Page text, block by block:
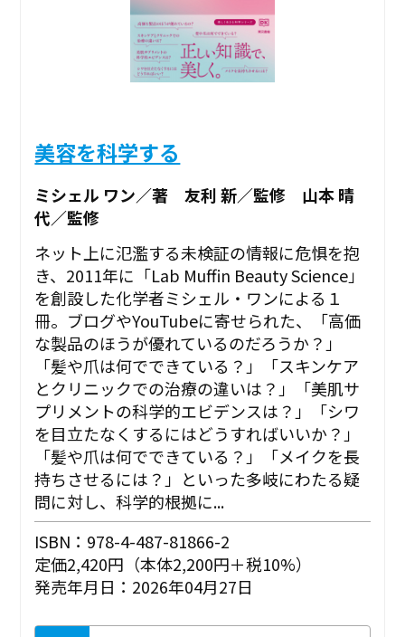
美容を科学する
ミシェル ワン／著 友利 新／監修 山本 晴
代／監修
ネット上に氾濫する未検証の情報に危惧を抱
き、2011年に「Lab Muffin Beauty Science」
を創設した化学者ミシェル・ワンによる１
冊。ブログやYouTubeに寄せられた、「高価
な製品のほうが優れているのだろうか？」
「髪や爪は何でできている？」「スキンケア
とクリニックでの治療の違いは？」「美肌サ
プリメントの科学的エビデンスは？」「シワ
を目立たなくするにはどうすればいいか？」
「髪や爪は何でできている？」「メイクを長
持ちさせるには？」といった多岐にわたる疑
問に対し、科学的根拠に...
ISBN：978-4-487-81866-2
定価2,420円（本体2,200円＋税10%）
発売年月日：2026年04月27日